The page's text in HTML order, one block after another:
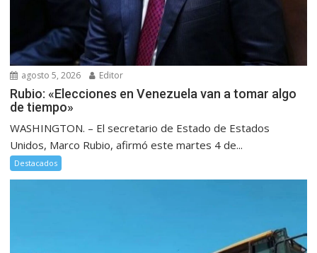
agosto 5, 2026 Editor
Rubio: «Elecciones en Venezuela van a tomar algo
de tiempo»
WASHINGTON. – El secretario de Estado de Estados
Unidos, Marco Rubio, afirmó este martes 4 de...
Destacados